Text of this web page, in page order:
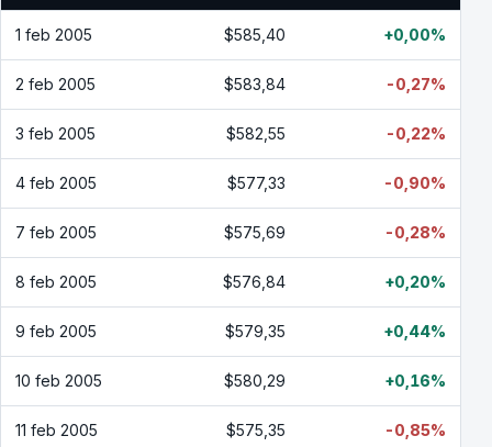
1 feb 2005 $585,40 +0,00%
2 feb 2005 $583,84 -0,27%
3 feb 2005 $582,55 -0,22%
4 feb 2005 $577,33 -0,90%
7 feb 2005 $575,69 -0,28%
8 feb 2005 $576,84 +0,20%
9 feb 2005 $579,35 +0,44%
10 feb 2005 $580,29 +0,16%
11 feb 2005 $575,35 -0,85%